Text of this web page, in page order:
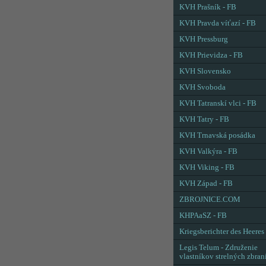
KVH Prašník - FB
KVH Pravda víťazí - FB
KVH Pressburg
KVH Prievidza - FB
KVH Slovensko
KVH Svoboda
KVH Tatranskí vlci - FB
KVH Tatry - FB
KVH Trnavská posádka
KVH Valkýra - FB
KVH Viking - FB
KVH Západ - FB
ZBROJNICE.COM
KHPAaSZ - FB
Kriegsberichter des Heeres
Legis Telum - Združenie
vlastníkov strelných